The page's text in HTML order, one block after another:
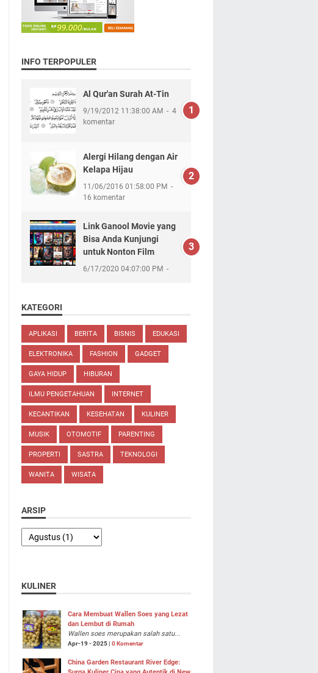
INFO TERPOPULER
Al Qur'an Surah At-Tin
9/19/2012 11:38:00 AM
4
komentar
Alergi Hilang dengan Air
Kelapa Hijau
11/06/2016 01:58:00 PM
16 komentar
Link Ganool Movie yang
Bisa Anda Kunjungi
untuk Nonton Film
6/17/2020 04:07:00 PM
KATEGORI
APLIKASI BERITA BISNIS EDUKASI
ELEKTRONIKA FASHION GADGET
GAYA HIDUP HIBURAN
ILMU PENGETAHUAN INTERNET
KECANTIKAN KESEHATAN KULINER
MUSIK OTOMOTIF PARENTING
PROPERTI SASTRA TEKNOLOGI
WANITA WISATA
ARSIP
KULINER
Cara Membuat Wallen Soes yang Lezat
dan Lembut di Rumah
Wallen soes merupakan salah satu...
Apr-19 - 2025 | 0 Komentar
China Garden Restaurant River Edge: